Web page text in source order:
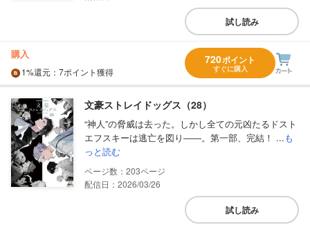
試し読み
購入
1%還元 ：7ポイント獲得
720ポイント
すぐに購入
文豪ストレイドッグス（28）
“神人”の脅威は去った。しかし全ての元凶たるドスト
エフスキーは逃亡を図り――。第一部、完結！ ...も
っと読む
203
配信日：2026/03/26
試し読み